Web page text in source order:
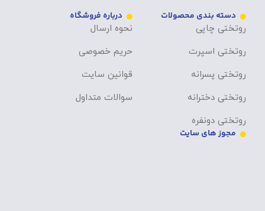
دسته بندی محصولات
روتختی چاپی
روتختی اسپرت
روتختی پسرانه
روتختی دخترانه
روتختی دونفره
درباره فروشگاه
نحوه ارسال
حریم خصوصی
قوانین سایت
سوالات متداول
مجوز های سایت